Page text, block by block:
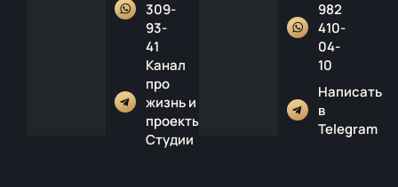
309-
93-
41
Канал
про
жизнь и
проекты
Студии
982
410-
04-
10
Написать
в
Telegram